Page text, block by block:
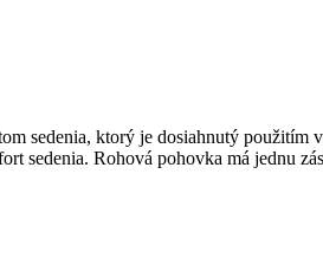
sedenia, ktorý je dosiahnutý
Rohová pohovka má jednu